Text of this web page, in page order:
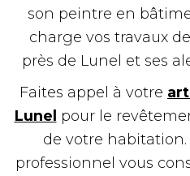
son peintre en
charge vos travaux
près de Lunel et ses
Faites appel à votre
Lunel pour le
de votre
professionnel vous